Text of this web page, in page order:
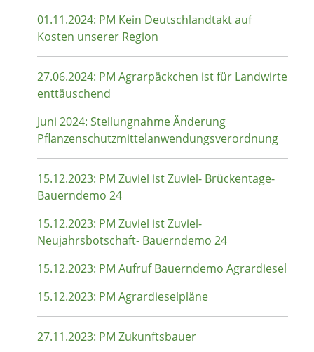
01.11.2024: PM Kein Deutschlandtakt auf
Kosten unserer Region
27.06.2024: PM Agrarpäckchen ist für Landwirte
enttäuschend
Juni 2024: Stellungnahme Änderung
Pflanzenschutzmittelanwendungsverordnung
15.12.2023: PM Zuviel ist Zuviel- Brückentage-
Bauerndemo 24
15.12.2023: PM Zuviel ist Zuviel-
Neujahrsbotschaft- Bauerndemo 24
15.12.2023: PM Aufruf Bauerndemo Agrardiesel
15.12.2023: PM Agrardieselpläne
27.11.2023: PM Zukunftsbauer